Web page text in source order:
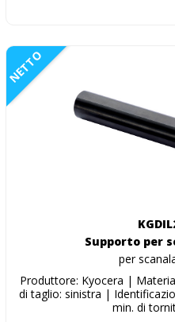
NETTO
Supporto per
per
Produttore: Kyocera |
di taglio: sinistra |
min. di